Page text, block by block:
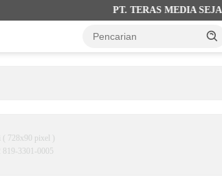
PT. TERAS MEDIA
( 728x90 pixel )
3301-0005